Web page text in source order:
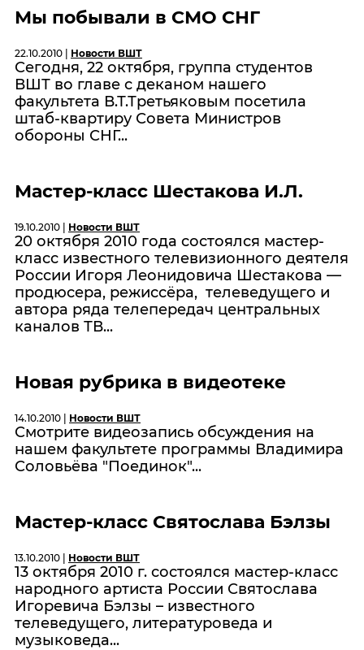
Мы побывали в СМО СНГ
22.10.2010 | Новости ВШТ
Сегодня, 22 октября, группа студентов
ВШТ во главе с деканом нашего
факультета В.Т.Третьяковым посетила
штаб-квартиру Совета Министров
обороны СНГ...
Мастер-класс Шестакова И.Л.
19.10.2010 | Новости ВШТ
20 октября 2010 года состоялся мастер-
класс известного телевизионного деятеля
России Игоря Леонидовича Шестакова —
продюсера, режиссёра, телеведущего и
автора ряда телепередач центральных
каналов ТВ...
Новая рубрика в видеотеке
14.10.2010 | Новости ВШТ
Смотрите видеозапись обсуждения на
нашем факультете программы Владимира
Соловьёва "Поединок"...
Мастер-класс Святослава Бэлзы
13.10.2010 | Новости ВШТ
13 октября 2010 г. состоялся мастер-класс
народного артиста России Святослава
Игоревича Бэлзы – известного
телеведущего, литературоведа и
музыковеда...